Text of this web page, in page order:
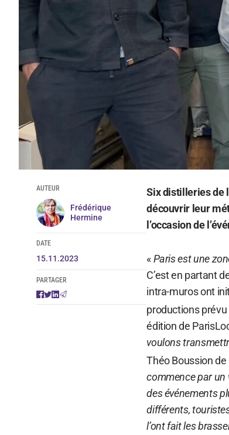
AUTEUR
Frédérique
Hermine
DATE
15.11.2023
PARTAGER
Six distilleries de
découvrir leur
l’occasion de
«Paris est une
C’est en partant
intra-muros ont
productions prévu
édition de
voulons
Théo Boussion de
commence par un
des événements
différents,
l’ont fait les